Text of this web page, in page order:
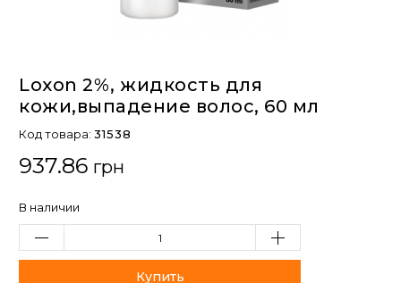
Loxon 2%, жидкость для
кожи,выпадение волос, 60 мл
Код товара: 31538
937.86 грн
В наличии